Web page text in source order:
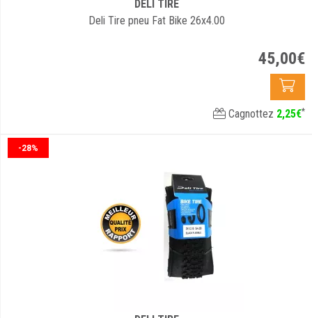
DELI TIRE
Deli Tire pneu Fat Bike 26x4.00
45,00€
Cagnottez 2,25€*
-28%